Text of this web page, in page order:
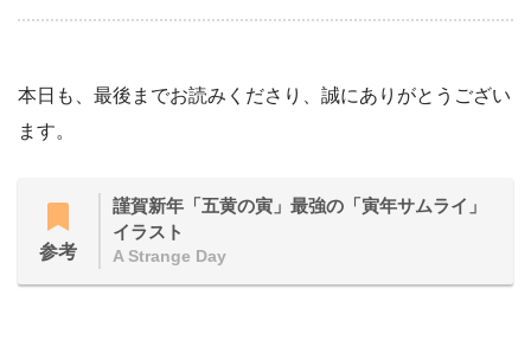
本日も、最後までお読みくださり、誠にありがとうござい
ます。
参考
謹賀新年「五黄の寅」最強の「寅年サムライ」
イラスト
A Strange Day